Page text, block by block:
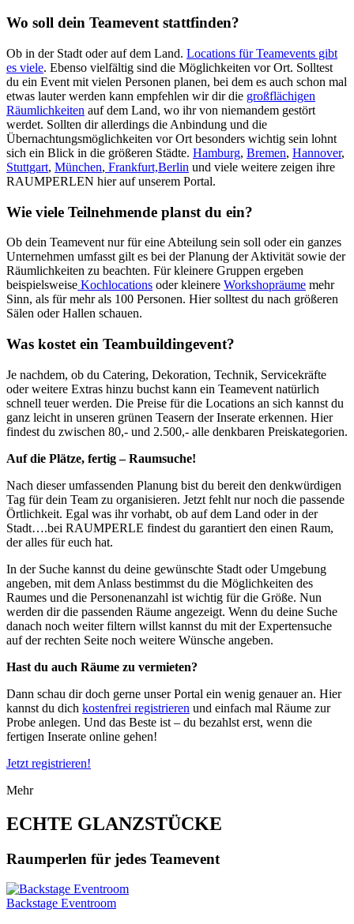
Wo soll dein Teamevent stattfinden?
Ob in der Stadt oder auf dem Land. Locations für Teamevents gibt
es viele. Ebenso vielfältig sind die Möglichkeiten vor Ort. Solltest
du ein Event mit vielen Personen planen, bei dem es auch schon mal
etwas lauter werden kann empfehlen wir dir die großflächigen
Räumlichkeiten auf dem Land, wo ihr von niemandem gestört
werdet. Sollten dir allerdings die Anbindung und die
Übernachtungsmöglichkeiten vor Ort besonders wichtig sein lohnt
sich ein Blick in die größeren Städte. Hamburg, Bremen, Hannover,
Stuttgart, München, Frankfurt,Berlin und viele weitere zeigen ihre
RAUMPERLEN hier auf unserem Portal.
Wie viele Teilnehmende planst du ein?
Ob dein Teamevent nur für eine Abteilung sein soll oder ein ganzes
Unternehmen umfasst gilt es bei der Planung der Aktivität sowie der
Räumlichkeiten zu beachten. Für kleinere Gruppen ergeben
beispielsweise Kochlocations oder kleinere Workshopräume mehr
Sinn, als für mehr als 100 Personen. Hier solltest du nach größeren
Sälen oder Hallen schauen.
Was kostet ein Teambuildingevent?
Je nachdem, ob du Catering, Dekoration, Technik, Servicekräfte
oder weitere Extras hinzu buchst kann ein Teamevent natürlich
schnell teuer werden. Die Preise für die Locations an sich kannst du
ganz leicht in unseren grünen Teasern der Inserate erkennen. Hier
findest du zwischen 80,- und 2.500,- alle denkbaren Preiskategorien.
Auf die Plätze, fertig – Raumsuche!
Nach dieser umfassenden Planung bist du bereit den denkwürdigen
Tag für dein Team zu organisieren. Jetzt fehlt nur noch die passende
Örtlichkeit. Egal was ihr vorhabt, ob auf dem Land oder in der
Stadt….bei RAUMPERLE findest du garantiert den einen Raum,
der alles für euch hat.
In der Suche kannst du deine gewünschte Stadt oder Umgebung
angeben, mit dem Anlass bestimmst du die Möglichkeiten des
Raumes und die Personenanzahl ist wichtig für die Größe. Nun
werden dir die passenden Räume angezeigt. Wenn du deine Suche
danach noch weiter filtern willst kannst du mit der Expertensuche
auf der rechten Seite noch weitere Wünsche angeben.
Hast du auch Räume zu vermieten?
Dann schau dir doch gerne unser Portal ein wenig genauer an. Hier
kannst du dich kostenfrei registrieren und einfach mal Räume zur
Probe anlegen. Und das Beste ist – du bezahlst erst, wenn die
fertigen Inserate online gehen!
Jetzt registrieren!
Mehr
ECHTE GLANZSTÜCKE
Raumperlen für jedes Teamevent
Backstage Eventroom